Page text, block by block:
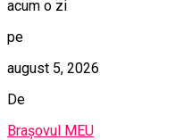
acum o zi
pe
august 5, 2026
De
Brașovul MEU